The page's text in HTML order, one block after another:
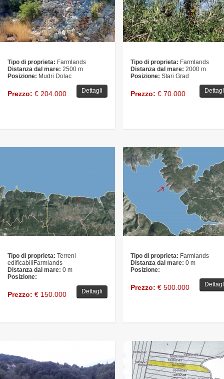
Tipo di proprieta: Farmlands
Distanza dal mare: 2500 m
Posizione: Mudri Dolac
Prezzo: € 204.000 Dettagli
Tipo di proprieta: Farmlands
Distanza dal mare: 2000 m
Posizione: Stari Grad
Prezzo: € 70.000
Tipo di proprieta: Terreni
edificabiliFarmlands
Distanza dal mare: 0 m
Posizione:
Prezzo: € 150.000 Dettagli
Tipo di proprieta: Farmlands
Distanza dal mare: 0 m
Posizione:
Prezzo: € 500.000